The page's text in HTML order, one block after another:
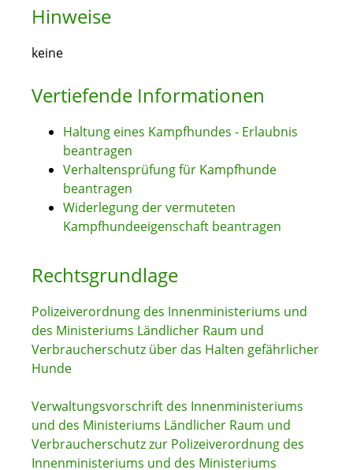
Hinweise
keine
Vertiefende Informationen
Haltung eines Kampfhundes - Erlaubnis
beantragen
Verhaltensprüfung für Kampfhunde
beantragen
Widerlegung der vermuteten
Kampfhundeeigenschaft beantragen
Rechtsgrundlage
Polizeiverordnung des Innenministeriums und
des Ministeriums Ländlicher Raum und
Verbraucherschutz über das Halten gefährlicher
Hunde
Verwaltungsvorschrift des Innenministeriums
und des Ministeriums Ländlicher Raum und
Verbraucherschutz zur Polizeiverordnung des
Innenministeriums und des Ministeriums